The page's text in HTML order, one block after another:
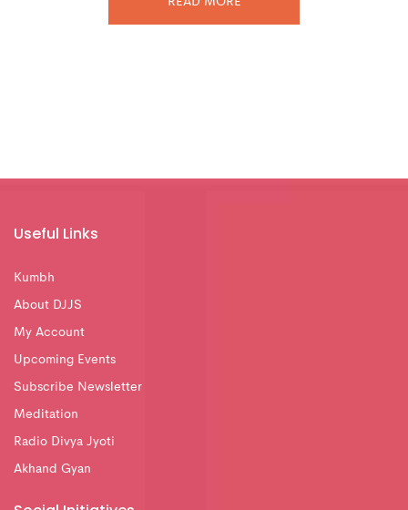
Useful Links
Kumbh
About DJJS
My Account
Upcoming Events
Subscribe Newsletter
Meditation
Radio Divya Jyoti
Akhand Gyan